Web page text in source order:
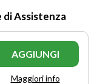
di Assistenza
AGGIUNGI
Maggiori info